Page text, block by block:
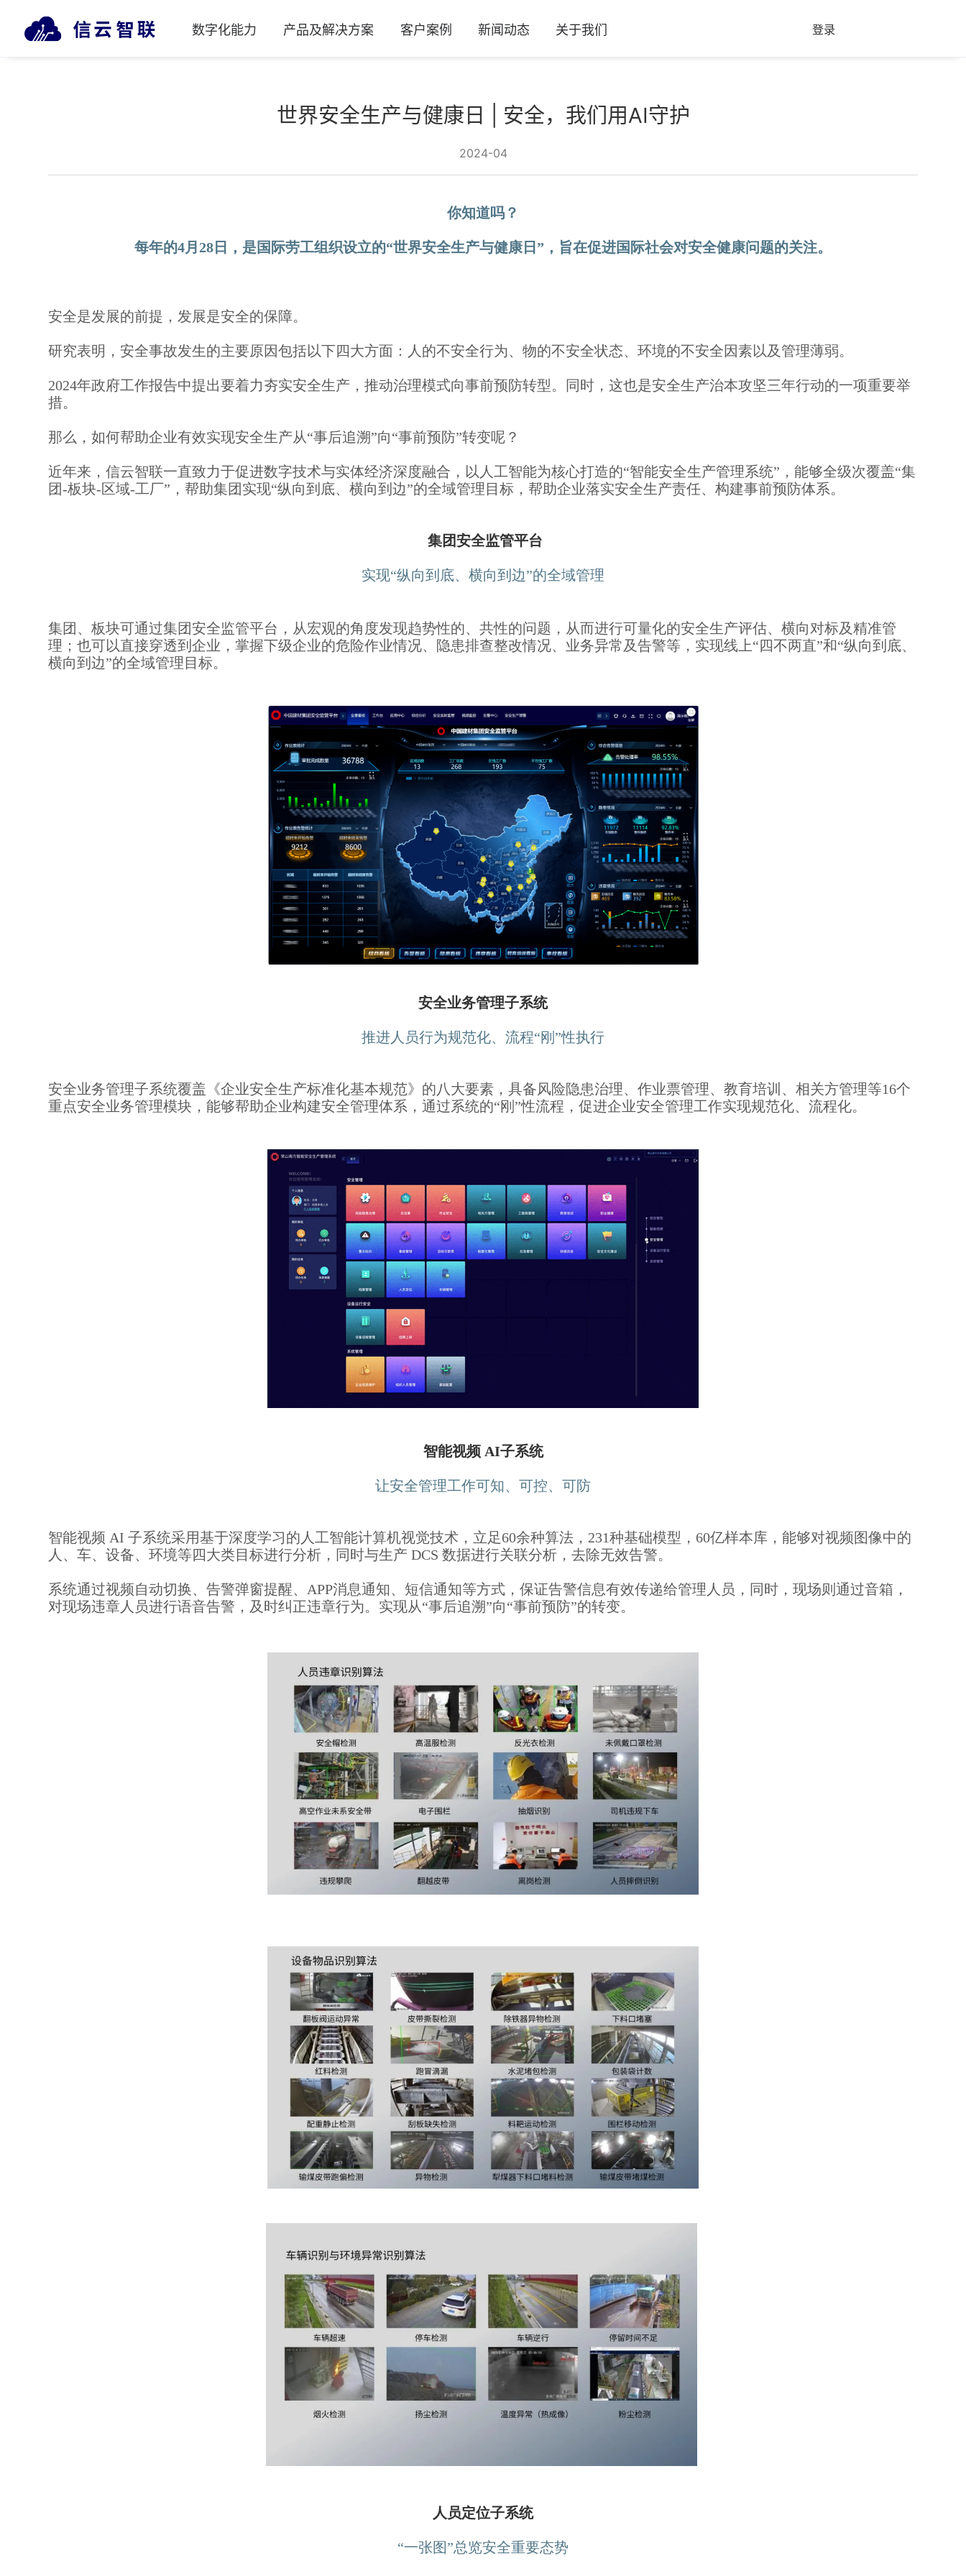
数字化能力 产品及解决方案 客户案例 新闻动态 关于我们 登录
世界安全生产与健康日 | 安全，我们用AI守护
2024-04
你知道吗？
每年的4月28日，是国际劳工组织设立的“世界安全生产与健康日”，旨在促进国际社会对安全健康问题的关注。
安全是发展的前提，发展是安全的保障。
研究表明，安全事故发生的主要原因包括以下四大方面：人的不安全行为、物的不安全状态、环境的不安全因素以及管理薄弱。
2024年政府工作报告中提出要着力夯实安全生产，推动治理模式向事前预防转型。同时，这也是安全生产治本攻坚三年行动的一项重要举
措。
那么，如何帮助企业有效实现安全生产从“事后追溯”向“事前预防”转变呢？
近年来，信云智联一直致力于促进数字技术与实体经济深度融合，以人工智能为核心打造的“智能安全生产管理系统”，能够全级次覆盖“集
团-板块-区域-工厂”，帮助集团实现“纵向到底、横向到边”的全域管理目标，帮助企业落实安全生产责任、构建事前预防体系。
集团安全监管平台
实现“纵向到底、横向到边”的全域管理
集团、板块可通过集团安全监管平台，从宏观的角度发现趋势性的、共性的问题，从而进行可量化的安全生产评估、横向对标及精准管
理；也可以直接穿透到企业，掌握下级企业的危险作业情况、隐患排查整改情况、业务异常及告警等，实现线上“四不两直”和“纵向到底、
横向到边”的全域管理目标。
安全业务管理子系统
推进人员行为规范化、流程“刚”性执行
安全业务管理子系统覆盖《企业安全生产标准化基本规范》的八大要素，具备风险隐患治理、作业票管理、教育培训、相关方管理等16个
重点安全业务管理模块，能够帮助企业构建安全管理体系，通过系统的“刚”性流程，促进企业安全管理工作实现规范化、流程化。
智能视频 AI子系统
让安全管理工作可知、可控、可防
智能视频 AI 子系统采用基于深度学习的人工智能计算机视觉技术，立足60余种算法，231种基础模型，60亿样本库，能够对视频图像中的
人、车、设备、环境等四大类目标进行分析，同时与生产 DCS 数据进行关联分析，去除无效告警。
系统通过视频自动切换、告警弹窗提醒、APP消息通知、短信通知等方式，保证告警信息有效传递给管理人员，同时，现场则通过音箱，
对现场违章人员进行语音告警，及时纠正违章行为。实现从“事后追溯”向“事前预防”的转变。
人员定位子系统
“一张图”总览安全重要态势